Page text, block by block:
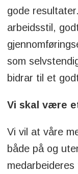
gode
arbeidsstil,
som
bidrar til et
Vi skal være
Vi vil at våre
både på og